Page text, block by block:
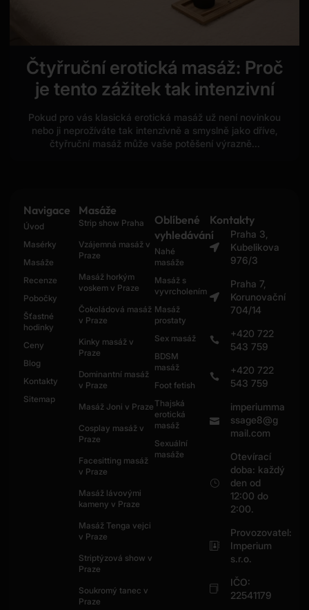
Čtyřruční erotická masáž: Proč
je tento zážitek tak intenzivní
Pokud pro vás klasická erotická masáž už není novinkou
nebo ji neprožíváte tak intenzivně a smyslně jako dříve,
čtyřruční masáž může vaše potěšení výrazně...
Navigace
Úvod
Masérky
Masáže
Recenze
Pobočky
Šťastné
hodinky
Ceny
Blog
Kontakty
Sitemap
Masáže
Strip show Praha
Vzájemná masáž v
Praze
Masáž horkým
voskem v Praze
Čokoládová masáž
v Praze
Kinky masáž v
Praze
Dominantní masáž
v Praze
Masáž Joni v Praze
Cosplay masáž v
Praze
Facesitting masáž
v Praze
Masáž lávovými
kameny v Praze
Masáž Tenga vejci
v Praze
Striptýzová show v
Praze
Soukromý tanec v
Praze
Oblíbené
vyhledávání
Nahé
masáže
Masáž s
vyvrcholením
Masáž
prostaty
Sex masáž
BDSM
masáž
Foot fetish
Thajská
erotická
masáž
Sexuální
masáže
Kontakty
Praha 3,
Kubelikova
976/3
Praha 7,
Korunovační
704/14
+420 722
543 759
+420 722
543 759
imperiumma
ssage8@g
mail.com
Otevírací
doba: každý
den od
12:00 do
2:00.
Provozovatel:
Imperium
s.r.o.
IČO:
22541179